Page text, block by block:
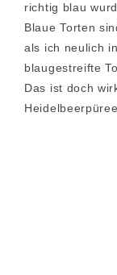
richtig blau
Blaue Torten
als ich neulich
blaugestreifte
Das ist doch